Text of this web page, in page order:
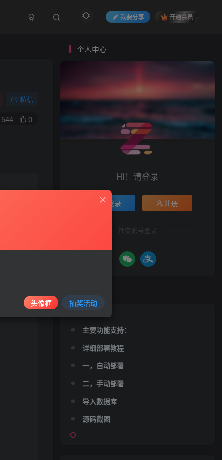
我要分享 开通会员
私信
544 0
个人中心
HI！请登录
登录 注册
社交账号登录
主要功能支持：
详细部署教程
一，自动部署
二，手动部署
导入数据库
源码截图
头像框 抽奖活动